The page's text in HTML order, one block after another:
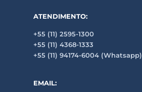
ATENDIMENTO:
+55 (11) 2595-1300
+55 (11) 4368-1333
+55 (11) 94174-6004 (Whatsapp)
EMAIL: